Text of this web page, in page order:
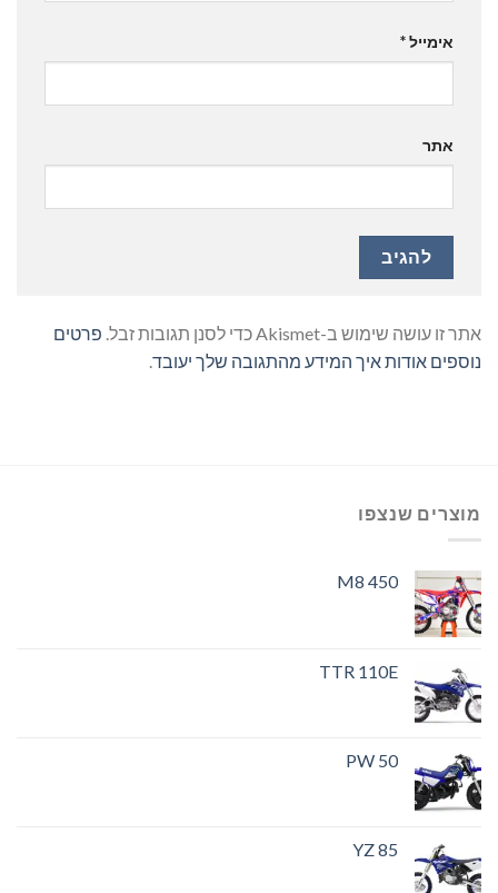
אימייל*
אתר
אתר זו עושה שימוש ב-Akismet כדי לסנן תגובות זבל.
פרטים
נוספים אודות איך המידע מהתגובה שלך יעובד.
מוצרים שנצפו
M8 450
TTR 110E
PW 50
YZ 85